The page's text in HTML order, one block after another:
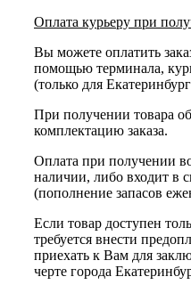
Оплата курьеру при
Вы можете оплатить
помощью терминала,
(только для
При получении товара
комплектацию заказа.
Оплата при получении
наличии, либо входит в
(пополнение запасов
Если товар доступен
требуется внести
приехать к Вам для
черте города